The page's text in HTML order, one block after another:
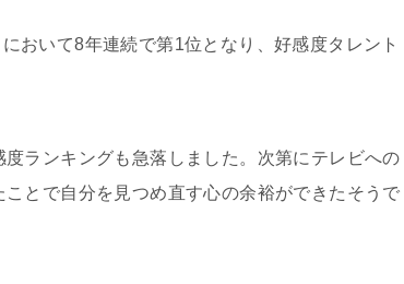
おいて8年連続で第1位となり、好感度タレント
ランキングも急落しました。次第にテレビへの
とで自分を見つめ直す心の余裕ができたそうで